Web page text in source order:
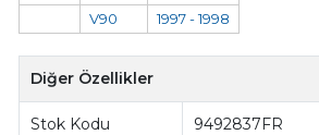
V90
1997 - 1998
Diğer Özellikler
Stok Kodu 9492837FR